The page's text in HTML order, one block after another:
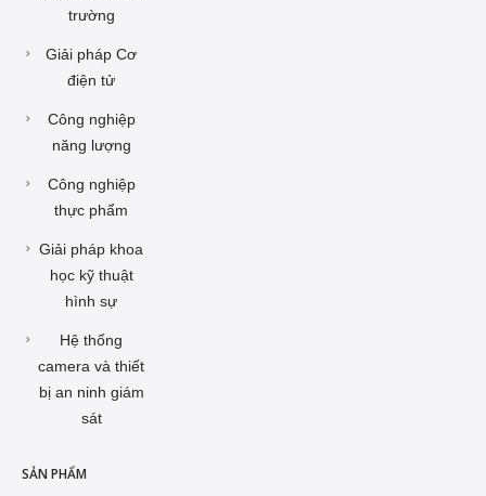
trường
Giải pháp Cơ
điện tử
Công nghiệp
năng lượng
Công nghiệp
thực phẩm
Giải pháp khoa
học kỹ thuật
hình sự
Hệ thống
camera và thiết
bị an ninh giám
sát
SẢN PHẨM